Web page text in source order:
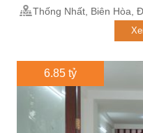
Thống Nhất, Biên Hòa,
6.85 tỷ